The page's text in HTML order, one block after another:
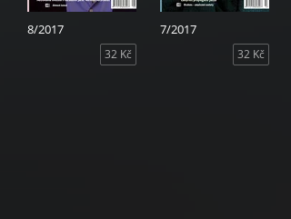
8/2017
32 Kč
7/2017
32 Kč